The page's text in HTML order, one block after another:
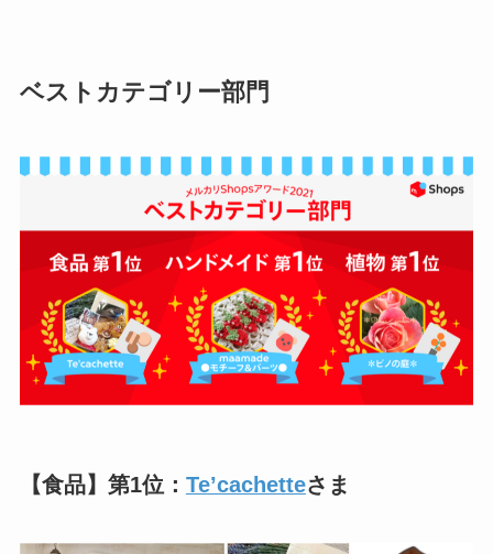
ベストカテゴリー部門
【食品】第1位： Te’cachetteさま